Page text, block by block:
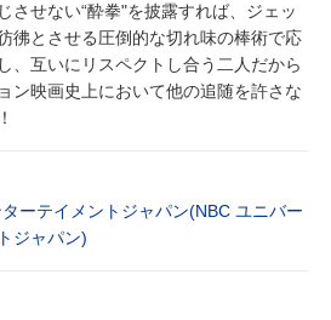
させない“酔拳"を披露すれば、ジェッ
彿とさせる圧倒的な切れ味の棒術で応
、互いにリスペクトし合う二人だから
ン映画史上において他の追随を許さな
ーテイメントジャパン(NBC ユニバー
ジャパン)